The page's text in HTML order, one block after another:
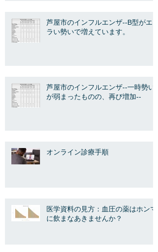
芦屋市のインフルエンザ--B型がエ
ラい勢いで増えています。
芦屋市のインフルエンザ--一時勢い
が弱まったものの、再び増加--
オンライン診療手順
医学資料の見方：血圧の薬はホンマ
に飲まなあきませんか？